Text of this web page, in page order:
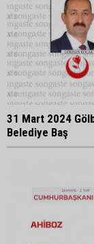
31 Mart 2024
Belediye Baş